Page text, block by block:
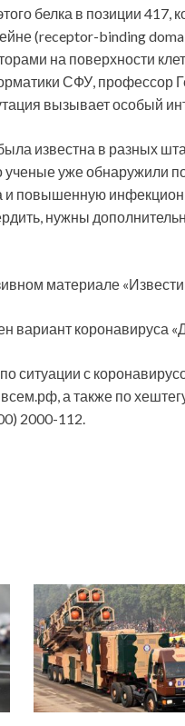
белка в позиции 417,
(receptor-binding
на поверхности
СФУ, профессор
вызывает особый
известна в разных
ученые уже обнаружили
и повышенную
нужны
материале
вариант коронавируса
ситуации с
а также по
2000-112.